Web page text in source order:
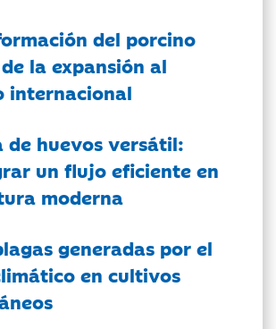
del porcino
la expansión al
internacional
de huevos versátil:
un flujo eficiente en
moderna
generadas por el
en cultivos